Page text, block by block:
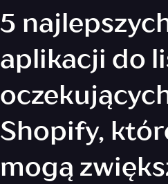
5
aplikacji do
Shopify,
mogą